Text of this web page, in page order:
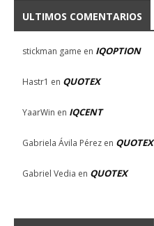
ULTIMOS COMENTARIOS
stickman game en IQOPTION
Hastr1 en QUOTEX
YaarWin en IQCENT
Gabriela Ávila Pérez en QUOTEX
Gabriel Vedia en QUOTEX